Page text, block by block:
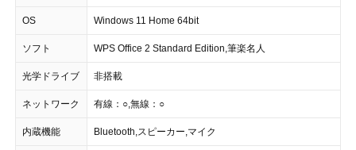
OS Windows 11 Home 64bit
ソフト WPS Office 2 Standard Edition,筆楽名人
光学ドライブ 非搭載
ネットワーク 有線：○,無線：○
内蔵機能 Bluetooth,スピーカー,マイク